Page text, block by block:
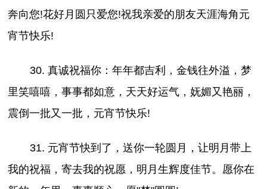
奔向您!花好月圆只爱您!祝我亲爱的朋友天涯海角元
宵节快乐!
30. 真诚祝福你：年年都吉利，金钱往外溢，梦
里笑嘻嘻，事事都如意，天天好运气，妩媚又艳丽，
震倒一批又一批，元宵节快乐!
31. 元宵节快到了，送你一轮圆月，让明月带上
我的祝福，寄去我的祝愿，明月生辉度佳节。愿你在